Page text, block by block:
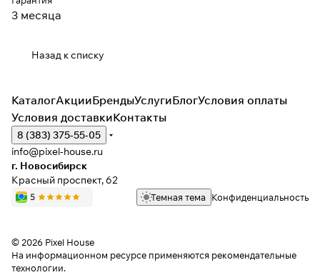
3 месяца
Назад к списку
КаталогАкцииБрендыУслугиБлогУсловия оплаты
Условия доставкиКонтакты
8 (383) 375-55-05
info@pixel-house.ru
г. Новосибирск
Красный проспект, 62
Темная тема Конфиденциальность
© 2026 Pixel House
На информационном ресурсе применяются рекомендательные
технологии.